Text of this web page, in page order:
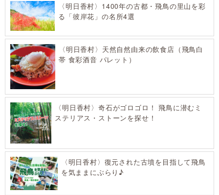
〈明日香村〉1400年の古都・飛鳥の里山を彩
る「彼岸花」の名所4選
〈明日香村〉天然自然由来の飲食店（飛鳥白
帯 食彩酒音 パレット）
〈明日香村〉奇石がゴロゴロ！ 飛鳥に潜むミ
ステリアス・ストーンを探せ！
〈明日香村〉復元された古墳を目指して飛鳥
を気ままにぶらり♪